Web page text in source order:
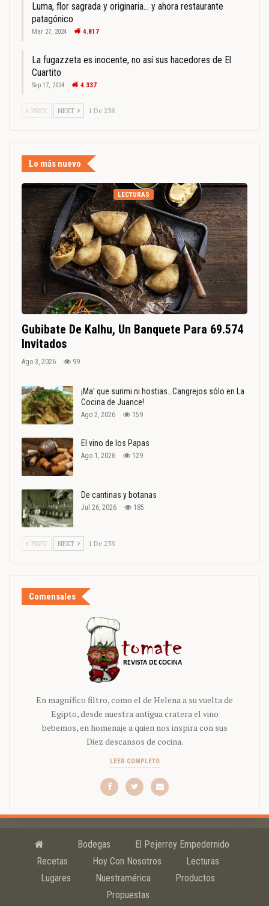
Luma, flor sagrada y originaria… y ahora restaurante
patagónico
Mar 27, 2024 4.817
La fugazzeta es inocente, no así sus hacedores de El
Cuartito
Sep 17, 2024 4.337
PREV NEXT 1 De 238
Lo más nuevo
LECTURAS
Gubibate De Kalhu, Un Banquete Para 69.574
Invitados
Ago 3, 2026 99
¡Ma’ que surimi ni hostias…Cangrejos sólo en La
Cocina de Juance!
Ago 2, 2026 159
El vino de los Papas
Ago 1, 2026 129
De cantinas y botanas
Jul 26, 2026 185
PREV NEXT 1 De 238
Comensales
En magnífico filtro, como el de Helena a su vuelta de
Egipto, desde nuestra antigua cratera el vino
bebemos, en homenaje a quien nos inspira con sus
Diez descansos de cocina.
LEER COMPLETO
Bodegas
El Pejerrey Empedernido
Recetas
Hoy Con Nosotros
Lecturas
Lugares
Nuestramérica
Productos
Propuestas